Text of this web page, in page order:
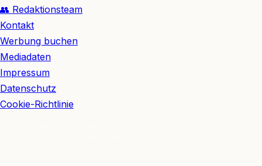
👥 Redaktionsteam
Kontakt
Werbung buchen
Mediadaten
Impressum
Datenschutz
Cookie-Richtlinie